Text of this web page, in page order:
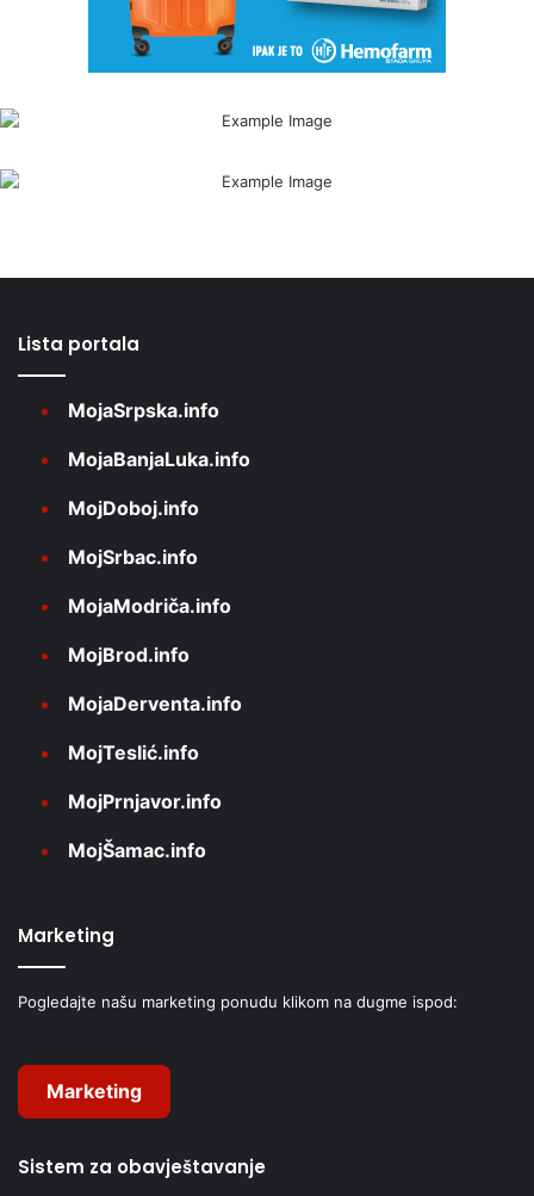
Lista portala
MojaSrpska.info
MojaBanjaLuka.info
MojDoboj.info
MojSrbac.info
MojaModriča.info
MojBrod.info
MojaDerventa.info
MojTeslić.info
MojPrnjavor.info
MojŠamac.info
Marketing
Pogledajte našu marketing ponudu klikom na dugme ispod:
Marketing
Sistem za obavještavanje